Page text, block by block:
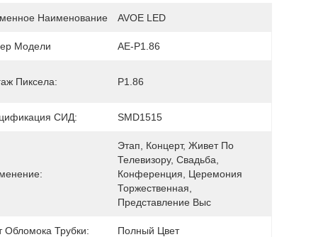
Наименование AVOE LED
Модели AE-P1.86
Пиксела: P1.86
СИД: SMD1515
Этап, Концерт, Живет По
Телевизору, Свадьба,
Конференция, Церемония
Торжественная,
Представление Выс
Обломока Трубки: Полный Цвет